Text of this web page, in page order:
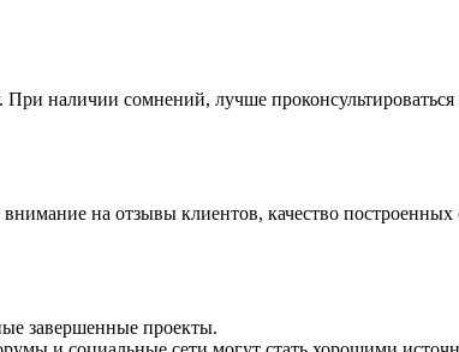
При наличии сомнений, лучше
на отзывы клиентов, качество построенных
завершенные проекты.